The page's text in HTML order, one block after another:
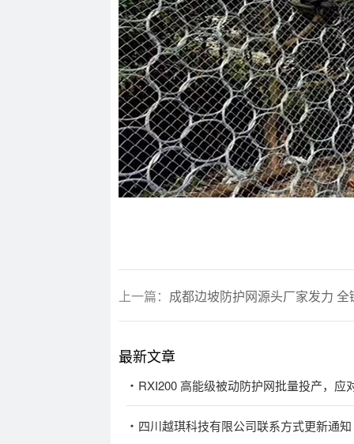
上一篇： 成都边坡防护网源头厂家发力
最新文章
RXI200 高能级被动防护网批量投产，应
四川越琪科技有限公司联系方式更新通知